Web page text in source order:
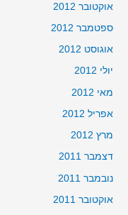
אוקטובר 2012
ספטמבר 2012
אוגוסט 2012
יולי 2012
מאי 2012
אפריל 2012
מרץ 2012
דצמבר 2011
נובמבר 2011
אוקטובר 2011